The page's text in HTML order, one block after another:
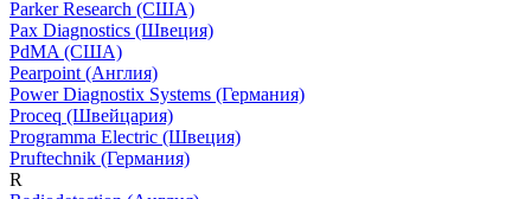
Parker Research (США)
Pax Diagnostics (Швеция)
PdMA (США)
Pearpoint (Англия)
Power Diagnostix Systems (Германия)
Proceq (Швейцария)
Programma Electric (Швеция)
Pruftechnik (Германия)
R